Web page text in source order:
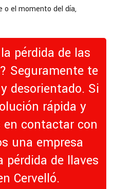
o el momento del día,
pérdida de las
Seguramente te
desorientado. Si
rápida y
contactar con
una empresa
pérdida de llaves
Cervelló.